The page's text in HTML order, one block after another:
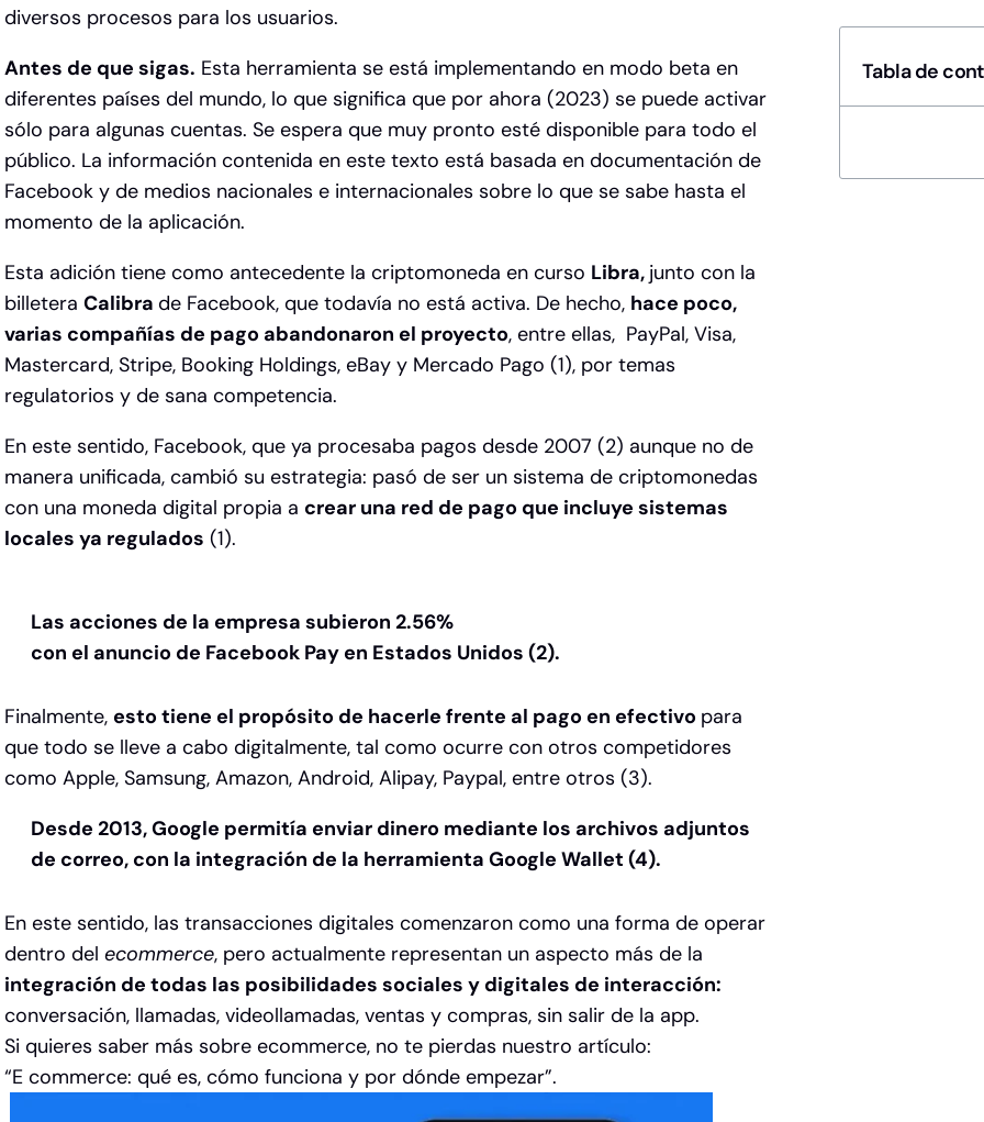
diversos procesos para los usuarios.
Antes de que sigas. Esta herramienta se está implementando en modo beta en
diferentes países del mundo, lo que significa que por ahora (2023) se puede activar
sólo para algunas cuentas. Se espera que muy pronto esté disponible para todo el
público. La información contenida en este texto está basada en documentación de
Facebook y de medios nacionales e internacionales sobre lo que se sabe hasta el
momento de la aplicación.
Esta adición tiene como antecedente la criptomoneda en curso Libra, junto con la
billetera Calibra de Facebook, que todavía no está activa. De hecho, hace poco,
varias compañías de pago abandonaron el proyecto, entre ellas, PayPal, Visa,
Mastercard, Stripe, Booking Holdings, eBay y Mercado Pago (1), por temas
regulatorios y de sana competencia.
En este sentido, Facebook, que ya procesaba pagos desde 2007 (2) aunque no de
manera unificada, cambió su estrategia: pasó de ser un sistema de criptomonedas
con una moneda digital propia a crear una red de pago que incluye sistemas
locales ya regulados (1).
Las acciones de la empresa subieron 2.56%
con el anuncio de Facebook Pay en Estados Unidos (2).
Finalmente, esto tiene el propósito de hacerle frente al pago en efectivo para
que todo se lleve a cabo digitalmente, tal como ocurre con otros competidores
como Apple, Samsung, Amazon, Android, Alipay, Paypal, entre otros (3).
Desde 2013, Google permitía enviar dinero mediante los archivos adjuntos
de correo, con la integración de la herramienta Google Wallet (4).
En este sentido, las transacciones digitales comenzaron como una forma de operar
dentro del ecommerce, pero actualmente representan un aspecto más de la
integración de todas las posibilidades sociales y digitales de interacción:
conversación, llamadas, videollamadas, ventas y compras, sin salir de la app.
Si quieres saber más sobre ecommerce, no te pierdas nuestro artículo:
“E commerce: qué es, cómo funciona y por dónde empezar”.
Tabla de